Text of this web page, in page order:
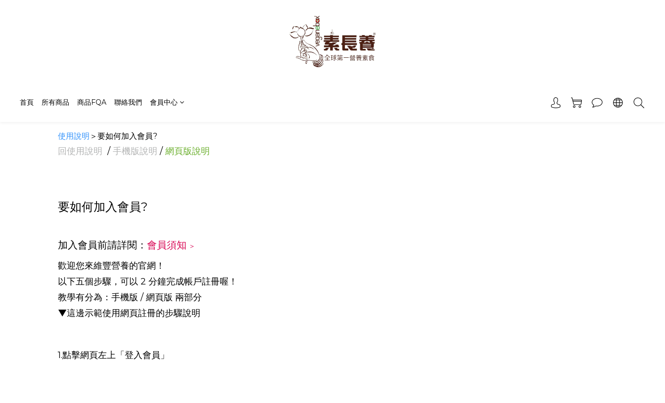
首頁 所有商品 商品FQA 聯絡我們 會員中心
使用說明 ＞要如何加入會員?
回使用說明 / 手機版說明 / 網頁版說明
要如何加入會員?
加入會員前請詳閱： 會員須知 ＞
歡迎您來維豐營養的官網！
以下五個步驟，可以 2 分鐘完成帳戶註冊喔！
教學有分為：手機版 / 網頁版 兩部分
▼這邊示範使用網頁註冊的步驟說明
1.點擊網頁左上「登入會員」